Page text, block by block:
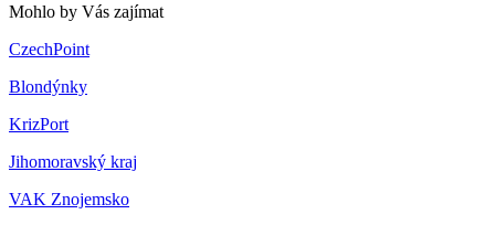
Mohlo by Vás zajímat
CzechPoint
Blondýnky
KrizPort
Jihomoravský kraj
VAK Znojemsko